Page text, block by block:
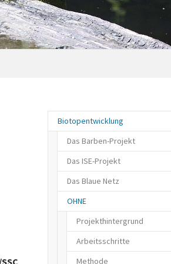
Biotopentwicklung
Das Barben-Projekt
Die Barbe
Projektpartner
Projektgebiet
Ziele und Maßnahmen
Maßnahmenkarte
Revitalisierungsmaßnahmen
Das ISE-Projekt
Der Ausgangszustand
Das Ziel
Die Maßnahmen
Die Ergebnisse
Die Empfehlungen
Das Blaue Netz
OHNE
Projekthintergrund
Arbeitsschritte
Methode